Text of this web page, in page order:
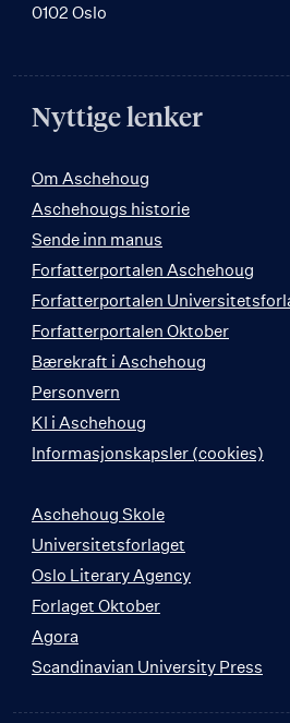
0102 Oslo
Nyttige lenker
Om Aschehoug
Aschehougs historie
Sende inn manus
Forfatterportalen Aschehoug
Forfatterportalen
Forfatterportalen Oktober
Bærekraft i Aschehoug
Personvern
KI i Aschehoug
Informasjonskapsler (cookies)
Aschehoug Skole
Universitetsforlaget
Oslo Literary Agency
Forlaget Oktober
Agora
Scandinavian University Press